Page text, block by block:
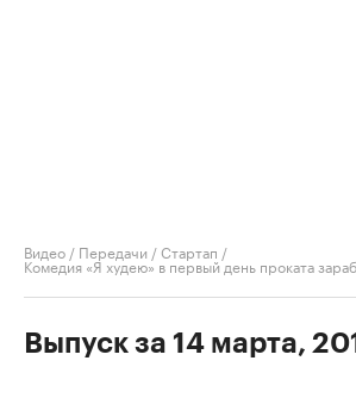
Видео / Передачи /Стартап /
Комедия «Я худею» в первый день проката
Выпуск за 14 марта,